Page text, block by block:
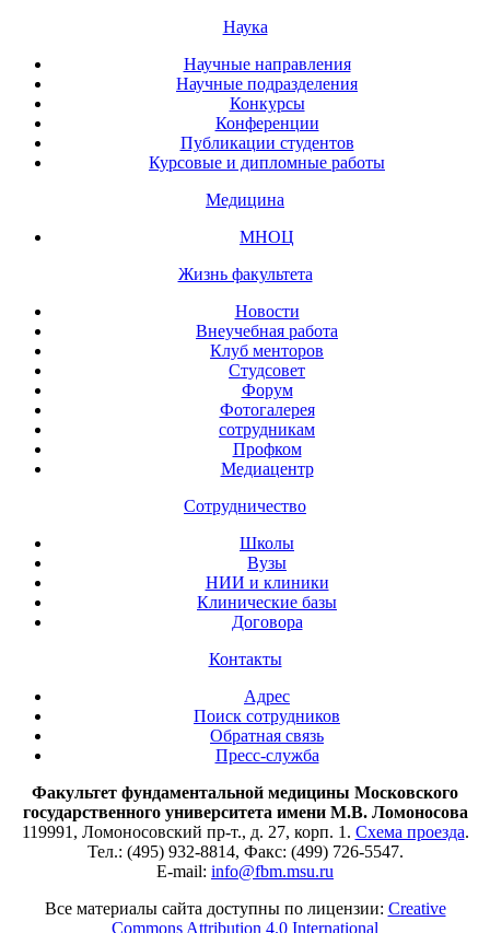
Наука
Научные направления
Научные подразделения
Конкурсы
Конференции
Публикации студентов
Курсовые и дипломные работы
Медицина
МНОЦ
Жизнь факультета
Новости
Внеучебная работа
Клуб менторов
Студсовет
Форум
Фотогалерея
сотрудникам
Профком
Медиацентр
Сотрудничество
Школы
Вузы
НИИ и клиники
Клинические базы
Договора
Контакты
Адрес
Поиск сотрудников
Обратная связь
Пресс-служба
Факультет фундаментальной медицины Московского
государственного университета имени М.В. Ломоносова
119991, Ломоносовский пр-т., д. 27, корп. 1. Схема проезда.
Тел.: (495) 932-8814, Факс: (499) 726-5547.
E-mail: info@fbm.msu.ru
Все материалы сайта доступны по лицензии: Creative
Commons Attribution 4.0 International